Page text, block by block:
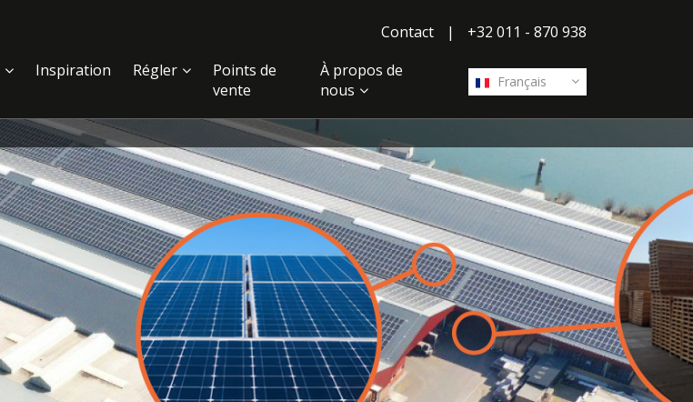
Contact
| +32 011 - 870 938
Français
Inspiration Régler
Points de
vente
À propos de
nous